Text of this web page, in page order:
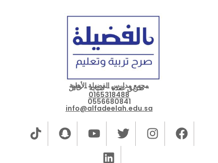
مجمع مدارس الفضيلة الأهلية
- طريق عقدة - صبابة - حائل
0165318488
0556680841
info@alfadeelah.edu.sa